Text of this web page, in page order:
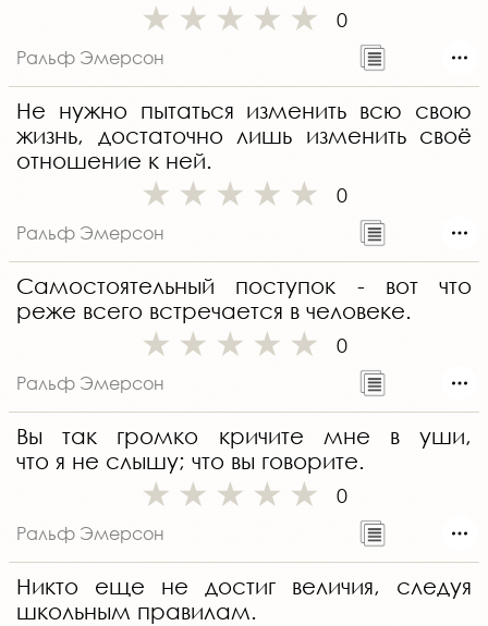
0
Ральф Эмерсон
Не нужно пытаться изменить всю свою
жизнь, достаточно лишь изменить своё
отношение к ней.
0
Ральф Эмерсон
Самостоятельный поступок - вот что
реже всего встречается в человеке.
0
Ральф Эмерсон
Вы так громко кричите мне в уши,
что я не слышу; что вы говорите.
0
Ральф Эмерсон
Никто еще не достиг величия, следуя
школьным правилам.